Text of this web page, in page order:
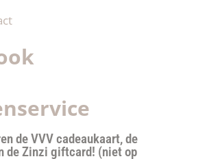
de VVV cadeaukaart, de
de Zinzi giftcard! (niet op